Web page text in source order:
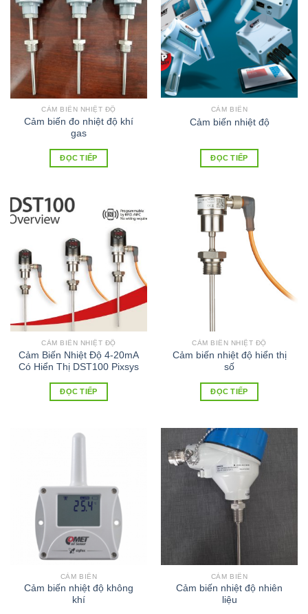
CẢM BIẾN NHIỆT ĐỘ
Cảm biến đo nhiệt độ khí
gas
ĐỌC TIẾP
CẢM BIẾN
Cảm biến nhiệt độ
ĐỌC TIẾP
CẢM BIẾN NHIỆT ĐỘ
Cảm Biến Nhiệt Độ 4-20mA
Có Hiển Thị DST100 Pixsys
ĐỌC TIẾP
CẢM BIẾN NHIỆT ĐỘ
Cảm biến nhiệt độ hiển thị
số
ĐỌC TIẾP
CẢM BIẾN
Cảm biến nhiệt độ không
khí
CẢM BIẾN
Cảm biến nhiệt độ nhiên
liệu